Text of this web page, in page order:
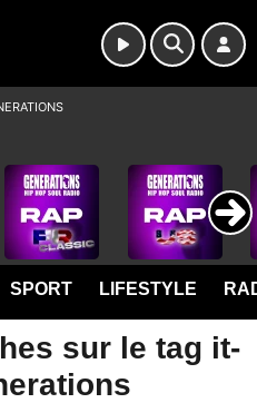
SPORT LIFESTYLE
sur le tag it-